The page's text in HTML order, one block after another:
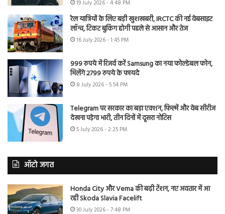
19 July 2026 - 4:48 PM
रेल यात्रियों के लिए बड़ी खुशखबरी, IRCTC की नई वेबसाइट
लॉन्च, टिकट बुकिंग होगी पहले से आसान और तेज
16 July 2026 - 1:45 PM
999 रुपये में रिजर्व करें Samsung का नया फोल्डेबल फोन,
मिलेंगे 2799 रुपये के फायदे
8 July 2026 - 5:54 PM
Telegram पर सरकार का बड़ा एक्शन, फिल्में और वेब सीरीज
देखना पड़ेगा भारी, तीन दिनों में दूसरा नोटिस
5 July 2026 - 2:25 PM
ऑटो जगत
Honda City और Verna की बढ़ी टेंशन, नए अवतार में आ
रही Skoda Slavia Facelift
30 July 2026 - 7:48 PM